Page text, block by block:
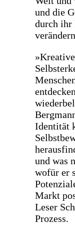
und die
durch ihr
Identität
und was
wofür er
Markt
Leser
Prozess.